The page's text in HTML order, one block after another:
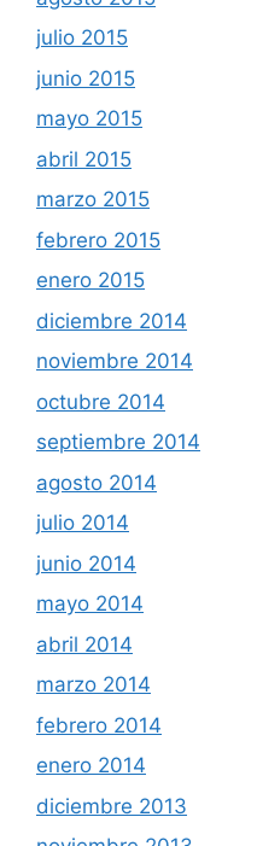
julio 2015
junio 2015
mayo 2015
abril 2015
marzo 2015
febrero 2015
enero 2015
diciembre 2014
noviembre 2014
octubre 2014
septiembre 2014
agosto 2014
julio 2014
junio 2014
mayo 2014
abril 2014
marzo 2014
febrero 2014
enero 2014
diciembre 2013